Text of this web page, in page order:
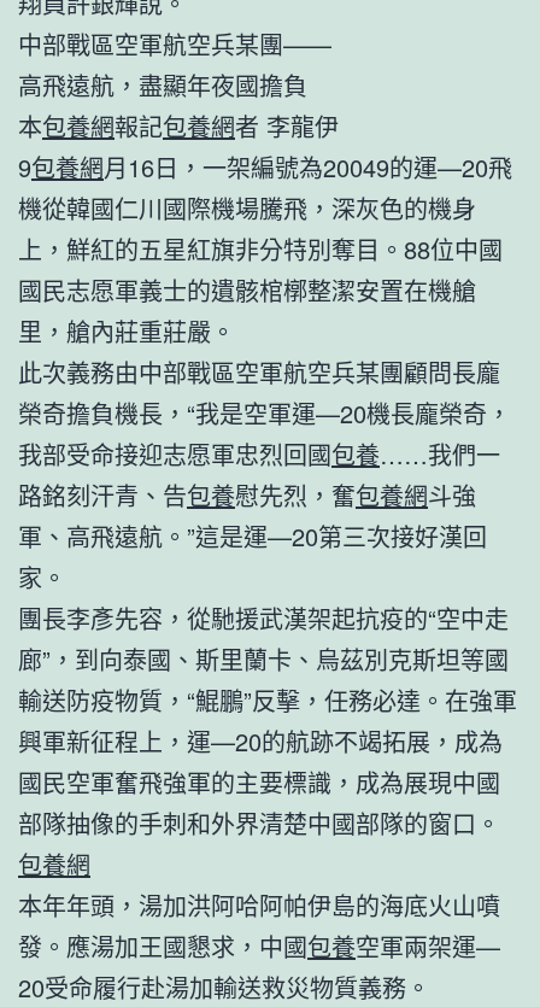
中部戰區空軍航空兵某團——
高飛遠航，盡顯年夜國擔負
本包養網報記包養網者 李龍伊
9包養網月16日，一架編號為20049的運—20飛
機從韓國仁川國際機場騰飛，深灰色的機身
上，鮮紅的五星紅旗非分特別奪目。88位中國
國民志愿軍義士的遺骸棺槨整潔安置在機艙
里，艙內莊重莊嚴。
此次義務由中部戰區空軍航空兵某團顧問長龐
榮奇擔負機長，“我是空軍運—20機長龐榮奇，
我部受命接迎志愿軍忠烈回國包養……我們一
路銘刻汗青、告包養慰先烈，奮包養網斗強
軍、高飛遠航。”這是運—20第三次接好漢回
家。
團長李彥先容，從馳援武漢架起抗疫的“空中走
廊”，到向泰國、斯里蘭卡、烏茲別克斯坦等國
輸送防疫物質，“鯤鵬”反擊，任務必達。在強軍
興軍新征程上，運—20的航跡不竭拓展，成為
國民空軍奮飛強軍的主要標識，成為展現中國
部隊抽像的手刺和外界清楚中國部隊的窗口。
包養網
本年年頭，湯加洪阿哈阿帕伊島的海底火山噴
發。應湯加王國懇求，中國包養空軍兩架運—
20受命履行赴湯加輸送救災物質義務。